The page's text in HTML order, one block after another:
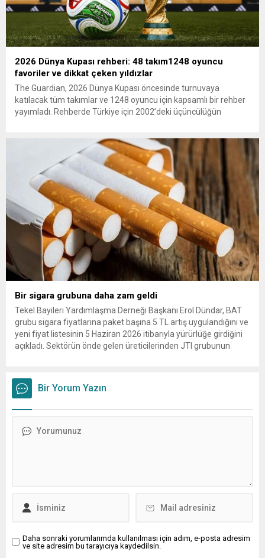
2026 Dünya Kupası rehberi: 48 takım1248 oyuncu
favoriler ve dikkat çeken yıldızlar
The Guardian, 2026 Dünya Kupası öncesinde turnuvaya
katılacak tüm takımlar ve 1248 oyuncu için kapsamlı bir rehber
yayımladı. Rehberde Türkiye için 2002’deki üçüncülüğün
yaratmaya hazır” olarak değerlendirildi. A Milli Takım’ın yıldızı
Arda Güler gösterildi. The...
Bir sigara grubuna daha zam geldi
Tekel Bayileri Yardımlaşma Derneği Başkanı Erol Dündar, BAT
grubu sigara fiyatlarına paket başına 5 TL artış uygulandığını ve
yeni fiyat listesinin 5 Haziran 2026 itibarıyla yürürlüğe girdiğini
açıkladı. Sektörün önde gelen üreticilerinden JTI grubunun
Yardımlaşma...
Bir Yorum Yazın
Daha sonraki yorumlarımda kullanılması için adım, e-posta adresim
ve site adresim bu tarayıcıya kaydedilsin.